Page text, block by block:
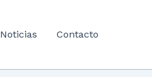
Noticias Contacto